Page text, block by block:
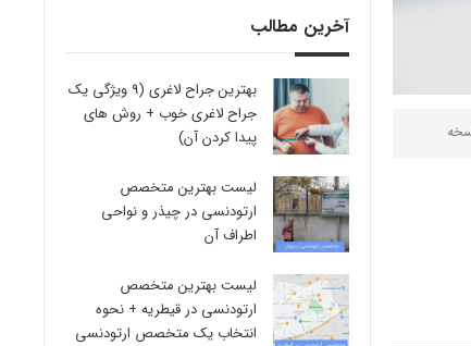
آخرین مطالب
بهترین جراح لاغری (9 ویژگی یک
جراح لاغری خوب + روش های
پیدا کردن آن)
لیست بهترین متخصص
ارتودنسی در چیذر و نواحی
اطراف آن
لیست بهترین متخصص
ارتودنسی در قیطریه + نحوه
انتخاب یک متخصص ارتودنسی